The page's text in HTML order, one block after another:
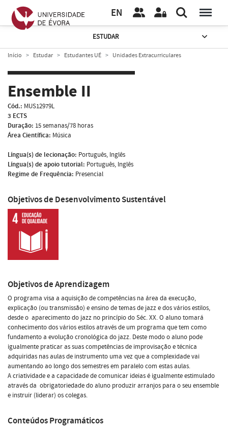
EN
ESTUDAR
Início Estudar Estudantes UÉ Unidades Extracurriculares
Ensemble II
Cód.: MUS12979L
3 ECTS
Duração: 15 semanas/78 horas
Área Científica: Música
Língua(s) de lecionação: Português, Inglês
Língua(s) de apoio tutorial: Português, Inglês
Regime de Frequência: Presencial
Objetivos de Desenvolvimento Sustentável
Objetivos de Aprendizagem
O programa visa a aquisição de competências na área da execução,
explicação (ou transmissão) e ensino de temas de jazz e dos vários estilos,
desde o aparecimento do jazz no princípio do Séc. XX. O aluno tomará
conhecimento dos vários estilos através de um programa que tem como
fundamento a evolução cronológica do jazz. Deste modo o aluno pode
igualmente praticar as suas competências de improvisação e técnica
adquiridas nas aulas de instrumento uma vez que a complexidade vai
aumentando ao longo dos semestres em paralelo com estas aulas.
A criatividade e a capacidade de comunicar ideias é igualmente estimulado
através da obrigatoriedade do aluno produzir arranjos para o seu ensemble
e instruir (liderar) os colegas.
Conteúdos Programáticos